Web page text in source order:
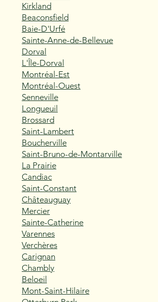
Kirkland
Beaconsfield
Baie-D'Urfé
Sainte-Anne-de-Bellevue
Dorval
L'Île-Dorval
Montréal-Est
Montréal-Ouest
Senneville
Longueuil
Brossard
Saint-Lambert
Boucherville
Saint-Bruno-de-Montarville
La Prairie
Candiac
Saint-Constant
Châteauguay
Mercier
Sainte-Catherine
Varennes
Verchères
Carignan
Chambly
Beloeil
Mont-Saint-Hilaire